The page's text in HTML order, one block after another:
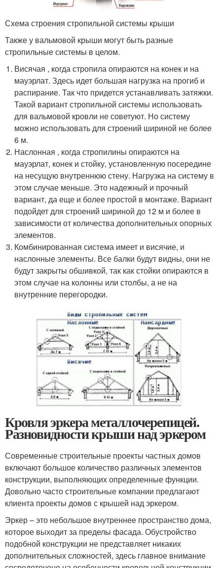
Схема строения стропильной системы крыши
Также у вальмовой крыши могут быть разные
стропильные системы в целом.
Висячая , когда стропила опираются на конек и на
мауэрлат. Здесь идет большая нагрузка на прогиб и
распирание. Так что придется устанавливать затяжки.
Такой вариант стропильной системы использовать
для вальмовой кровли не советуют. Но систему
можно использовать для строений шириной не более
6 м.
Наслонная , когда стропилины опираются на
мауэрлат, конек и стойку, установленную посередине
на несущую внутреннюю стену. Нагрузка на систему в
этом случае меньше. Это надежный и прочный
вариант, да еще и более простой в монтаже. Вариант
подойдет для строений шириной до 12 м и более в
зависимости от количества дополнительных опорных
элементов.
Комбинированная система имеет и висячие, и
наслонные элементы. Все балки будут видны, они не
будут закрыты обшивкой, так как стойки опираются в
этом случае на колонны или столбы, а не на
внутренние перегородки.
Кровля эркера металлочерепицей.
Разновидности крыши над эркером
Современные строительные проекты частных домов
включают большое количество различных элементов
конструкции, выполняющих определенные функции.
Довольно часто строительные компании предлагают
клиента проекты домов с крышей над эркером.
Эркер – это небольшое внутреннее пространство дома,
которое выходит за пределы фасада. Обустройство
подобной конструкции не представляет никаких
дополнительных сложностей, здесь главное внимание